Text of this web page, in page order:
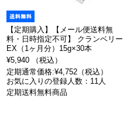
【定期購入】【メール便送料無
料・日時指定不可】 クランベリー
EX（1ヶ月分）15g×30本
¥5,940 （税込）
定期通常価格:¥4,752（税込）
お気に入りの登録人数：11人
定期送料無料商品